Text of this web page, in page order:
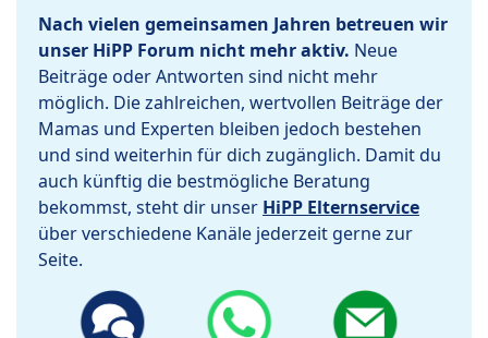
Nach vielen gemeinsamen Jahren betreuen wir
unser HiPP Forum nicht mehr aktiv. Neue
Beiträge oder Antworten sind nicht mehr
möglich. Die zahlreichen, wertvollen Beiträge der
Mamas und Experten bleiben jedoch bestehen
und sind weiterhin für dich zugänglich. Damit du
auch künftig die bestmögliche Beratung
bekommst, steht dir unser HiPP Elternservice
über verschiedene Kanäle jederzeit gerne zur
Seite.